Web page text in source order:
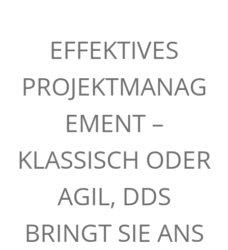
g
:
D
EFFEKTIVES
PROJEKTMANAG
EMENT –
KLASSISCH ODER
AGIL, DDS
BRINGT SIE ANS